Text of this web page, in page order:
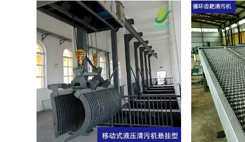
用途：泵站,污水处理,渠道,化工,纺织
用途：泵站,污
道,防洪排涝